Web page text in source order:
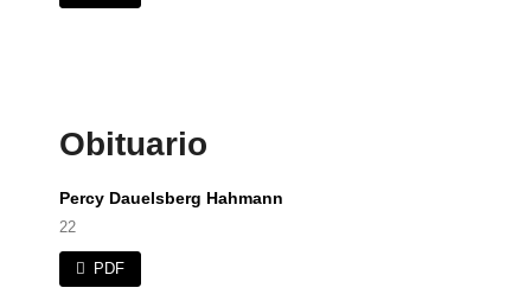
Obituario
Percy Dauelsberg Hahmann
22
PDF